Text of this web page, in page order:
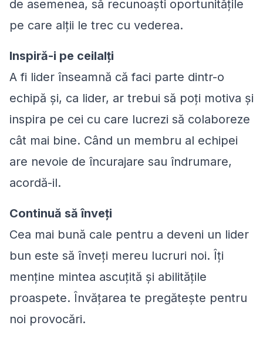
de asemenea, să recunoaști oportunitățile
pe care alții le trec cu vederea.
Inspiră-i pe ceilalți
A fi lider înseamnă că faci parte dintr-o
echipă și, ca lider, ar trebui să poți motiva și
inspira pe cei cu care lucrezi să colaboreze
cât mai bine. Când un membru al echipei
are nevoie de încurajare sau îndrumare,
acordă-il.
Continuă să înveți
Cea mai bună cale pentru a deveni un lider
bun este să înveți mereu lucruri noi. Îți
menține mintea ascuțită și abilitățile
proaspete. Învățarea te pregătește pentru
noi provocări.